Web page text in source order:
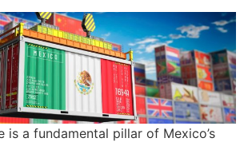
is a fundamental pillar of Mexico’s